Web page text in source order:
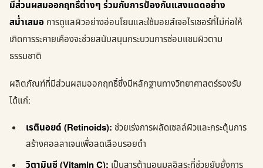
มีส่วนผสมออกฤทธิ์ต่างๆ ร่วมกับการป้องกันแสงแดดอย่าง
สม่ำเสมอ การดูแลผิวอย่างอ่อนโยนและใช้มอยส์เจอไรเซอร์ที่ไม่ก่อให้
เกิดการระคายเคืองจะช่วยสนับสนุนกระบวนการซ่อมแซมผิวตาม
ธรรมชาติ
ผลิตภัณฑ์ที่มีส่วนผสมออกฤทธิ์ซึ่งมีหลักฐานทางวิทยาศาสตร์รองรับ
ได้แก่:
เรตินอยด์ (Retinoids): ช่วยเร่งการผลัดเซลล์ผิวและกระตุ้นการ
สร้างคอลลาเจนเพื่อลดเลือนรอยดำ
วิตามินซี (Vitamin C): เป็นสารต้านอนุมูลอิสระที่ช่วยยับยั้งการ